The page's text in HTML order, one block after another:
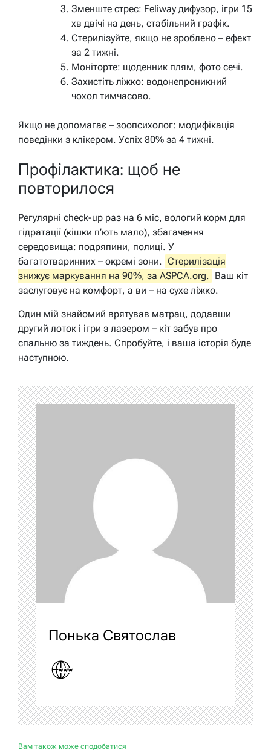
Зменште стрес: Feliway дифузор, ігри 15
хв двічі на день, стабільний графік.
Стерилізуйте, якщо не зроблено – ефект
за 2 тижні.
Моніторте: щоденник плям, фото сечі.
Захистіть ліжко: водонепроникний
чохол тимчасово.
Якщо не допомагає – зоопсихолог: модифікація
поведінки з клікером. Успіх 80% за 4 тижні.
Профілактика: щоб не
повторилося
Регулярні check-up раз на 6 міс, вологий корм для
гідратації (кішки п’ють мало), збагачення
середовища: подряпини, полиці. У
багатотваринних – окремі зони. Стерилізація
знижує маркування на 90%, за ASPCA.org. Ваш кіт
заслуговує на комфорт, а ви – на сухе ліжко.
Один мій знайомий врятував матрац, додавши
другий лоток і ігри з лазером – кіт забув про
спальню за тиждень. Спробуйте, і ваша історія буде
наступною.
Понька Святослав
Вам також може сподобатися